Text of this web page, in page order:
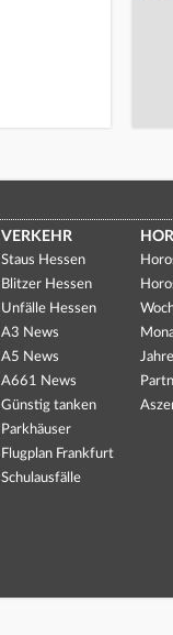
VERKEHR
Staus Hessen
Blitzer Hessen
Unfälle Hessen
A3 News
A5 News
A661 News
Günstig tanken
Parkhäuser
Flugplan Frankfurt
Schulausfälle